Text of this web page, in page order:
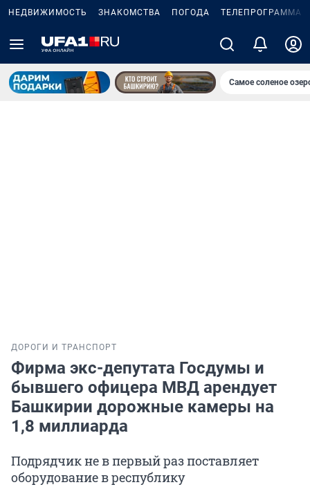
НЕДВИЖИМОСТЬ ЗНАКОМСТВА ПОГОДА ТЕЛЕПРОГРАММА
Самое соленое
ДОРОГИ И ТРАНСПОРТ
Фирма экс-депутата Госдумы и
бывшего офицера МВД арендует
Башкирии дорожные камеры на
1,8 миллиарда
Подрядчик не в первый раз поставляет
оборудование в республику